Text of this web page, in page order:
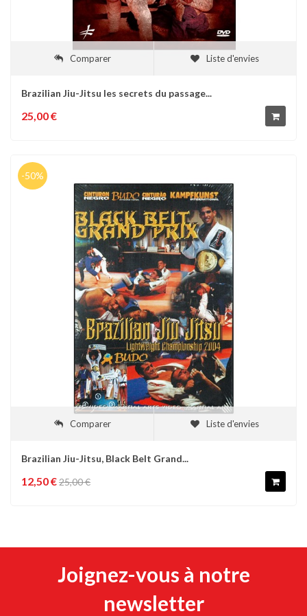
Comparer Liste d'envies
Brazilian Jiu-Jitsu les secrets du passage...
25,00 €
-50%
Comparer Liste d'envies
Brazilian Jiu-Jitsu, Black Belt Grand...
12,50 €25,00 €
Joignez-vous à notre
newsletter